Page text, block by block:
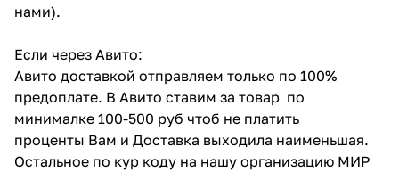
нами).
Если через Авито:
Авито доставкой отправляем только по 100%
предоплате. В Авито ставим за товар по
минималке 100-500 руб чтоб не платить
проценты Вам и Доставка выходила наименьшая.
Остальное по кур коду на нашу организацию МИР